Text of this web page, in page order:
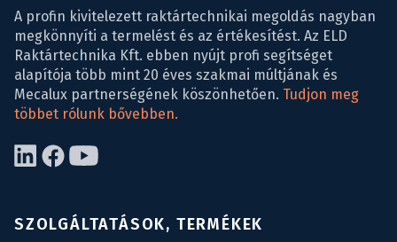
A profin kivitelezett raktártechnikai megoldás nagyban
megkönnyíti a termelést és az értékesítést. Az ELD
Raktártechnika Kft. ebben nyújt profi segítséget
alapítója több mint 20 éves szakmai múltjának és
Mecalux partnerségének köszönhetően. Tudjon meg
többet rólunk bővebben.
SZOLGÁLTATÁSOK, TERMÉKEK